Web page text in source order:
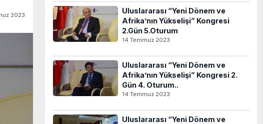
2023
Uluslararası “Yeni Dönem ve
Afrika’nın Yükselişi” Kongresi
2.Gün 5.Oturum
14 Temmuz 2023
Uluslararası “Yeni Dönem ve
Afrika’nın Yükselişi” Kongresi 2.
Gün 4. Oturum..
14 Temmuz 2023
Uluslararası “Yeni Dönem ve